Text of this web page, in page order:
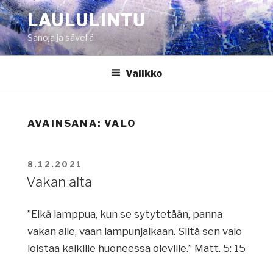
Siirry
sisältöönLAULULINTU
Sanoja ja säveliä
Valikko
AVAINSANA:VALO
JULKAISTU
8.12.2021
Vakan alta
”Eikä lamppua, kun se sytytetään, panna
vakan alle, vaan lampunjalkaan. Siitä sen valo
loistaa kaikille huoneessa oleville.” Matt. 5: 15